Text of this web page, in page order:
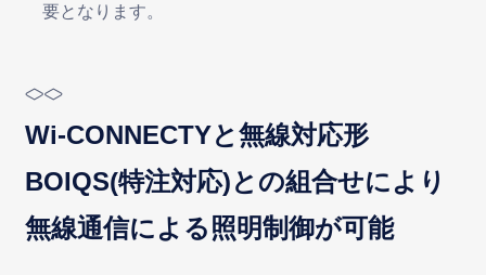
要となります。
Wi-CONNECTYと無線対応形
BOIQS(特注対応)との組合せにより
無線通信による照明制御が可能